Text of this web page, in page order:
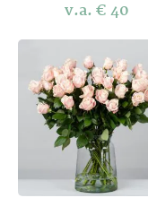
v.a.€40